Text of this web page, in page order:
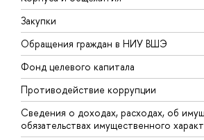
Закупки
Обращения граждан в НИУ ВШЭ
Фонд целевого капитала
Противодействие коррупции
Сведения о доходах, расходах, об
обязательствах имущественного